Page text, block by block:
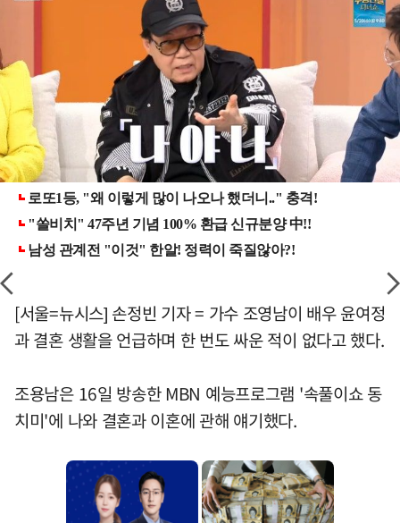
[서울=뉴시스] 손정빈 기자 = 가수 조영남이 배우 윤여정
과 결혼 생활을 언급하며 한 번도 싸운 적이 없다고 했다.
조용남은 16일 방송한 MBN 예능프로그램 '속풀이쇼 동
치미'에 나와 결혼과 이혼에 관해 얘기했다.